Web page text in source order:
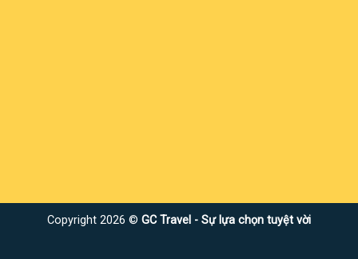
Copyright 2026 © GC Travel - Sự lựa chọn tuyệt vời